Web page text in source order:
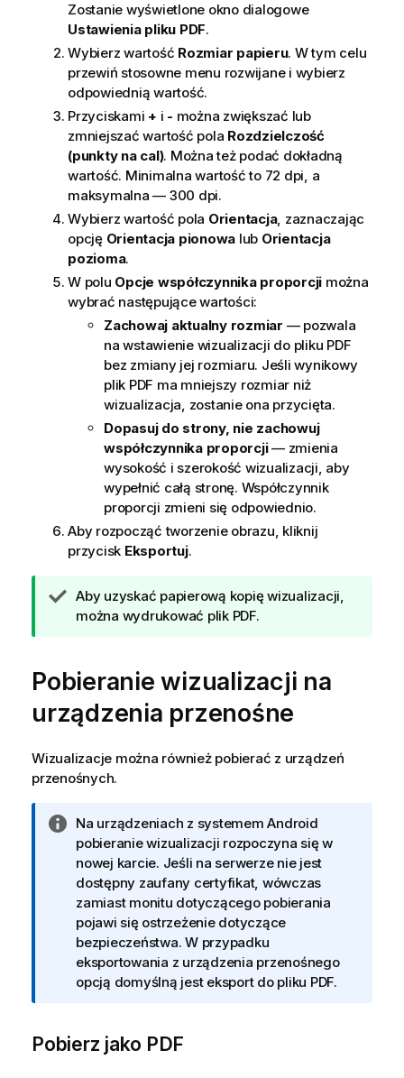
Zostanie wyświetlone okno dialogowe
Ustawienia pliku PDF.
Wybierz wartość Rozmiar papieru. W tym celu
przewiń stosowne menu rozwijane i wybierz
odpowiednią wartość.
Przyciskami + i - można zwiększać lub
zmniejszać wartość pola Rozdzielczość
(punkty na cal). Można też podać dokładną
wartość. Minimalna wartość to 72 dpi, a
maksymalna — 300 dpi.
Wybierz wartość pola Orientacja, zaznaczając
opcję Orientacja pionowa lub Orientacja
pozioma.
W polu Opcje współczynnika proporcji można
wybrać następujące wartości:
Zachowaj aktualny rozmiar — pozwala
na wstawienie wizualizacji do pliku PDF
bez zmiany jej rozmiaru. Jeśli wynikowy
plik PDF ma mniejszy rozmiar niż
wizualizacja, zostanie ona przycięta.
Dopasuj do strony, nie zachowuj
współczynnika proporcji— zmienia
wysokość i szerokość wizualizacji, aby
wypełnić całą stronę. Współczynnik
proporcji zmieni się odpowiednio.
Aby rozpocząć tworzenie obrazu, kliknij
przycisk Eksportuj.
W
s
z
ó
w
a
Aby uzyskać papierową kopię wizualizacji,
można wydrukować plik PDF.
Pobieranie wizualizacji na
urządzenia przenośne
Wizualizacje można również pobierać z urządzeń
przenośnych.
I
n
f
o
r
m
a
c
j
Na urządzeniach z systemem Android
pobieranie wizualizacji rozpoczyna się w
nowej karcie. Jeśli na serwerze nie jest
dostępny zaufany certyfikat, wówczas
zamiast monitu dotyczącego pobierania
pojawi się ostrzeżenie dotyczące
bezpieczeństwa. W przypadku
eksportowania z urządzenia przenośnego
opcją domyślną jest eksport do pliku PDF.
Pobierz jako PDF